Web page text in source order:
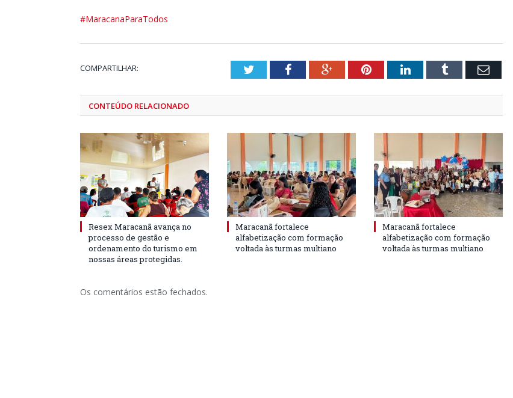
#MaracanaParaTodos
COMPARTILHAR: TwitterFacebookGoogle+PinterestLinkedInTumblr Email
CONTEÚDO RELACIONADO
Resex Maracanã avança no
processo de gestão e
ordenamento do turismo em
nossas áreas protegidas.
Maracanã fortalece
alfabetização com formação
voltada às turmas multiano
Maracanã fortalece
alfabetização com formação
voltada às turmas multiano
Os comentários estão fechados.